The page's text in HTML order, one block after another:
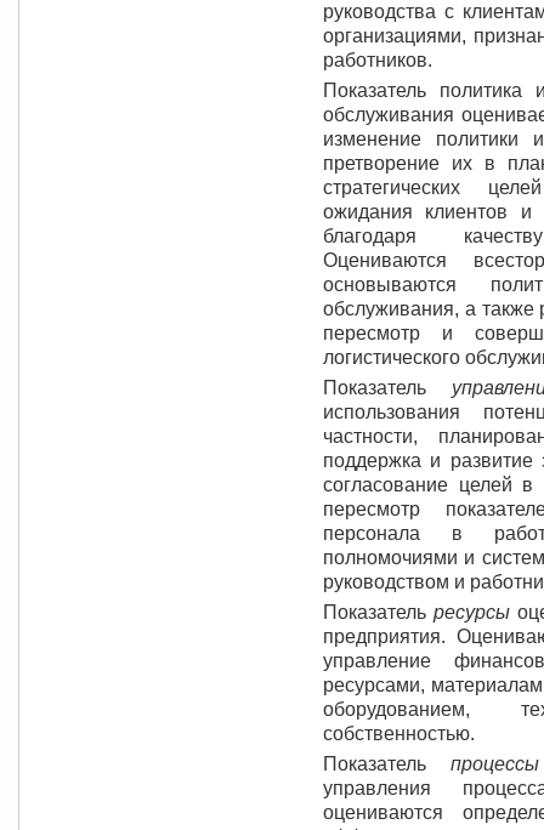
руководства с
организациями,
работников.
Показатель политика
обслуживания
изменение политики
претворение их в
стратегических
ожидания клиентов и
благодаря
Оцениваются
основываются
обслуживания, а также
пересмотр и
логистического
Показатель
использования
частности,
поддержка и
согласование целей в
пересмотр
персонала в
полномочиями и
руководством и
Показатель ресурсы
предприятия.
управление
ресурсами,
оборудованием,
собственностью.
Показатель
управления
оцениваются